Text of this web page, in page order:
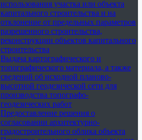
использования участка или объекта
капитального строительства и на
отклонение от предельных параметров
разрешенного строительства,
реконструкции объектов капитального
строительства
Выдача картографического и
топографического материала, а также
сведений об исходной планово-
высотной геодезической сети для
производства топографо-
геодезических работ
Предоставление решения о
согласовании архитектурно-
градостроительного облика объекта